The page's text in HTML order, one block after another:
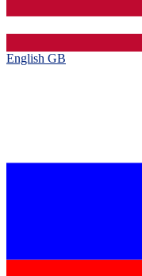
English GB‎